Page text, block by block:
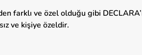
farklı ve özel olduğu gibi
ve kişiye özeldir.